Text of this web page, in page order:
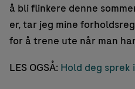
å bli flinkere denne
er, tar jeg mine
for å trene ute når man
LES OGSÅ: Hold deg sprek